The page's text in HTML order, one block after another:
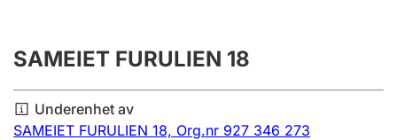
Årsregnskap
Innsending og forsinkelsesgebyr
SAMEIET FURULIEN 18
Underenhet av
SAMEIET FURULIEN 18, Org.nr 927 346 273